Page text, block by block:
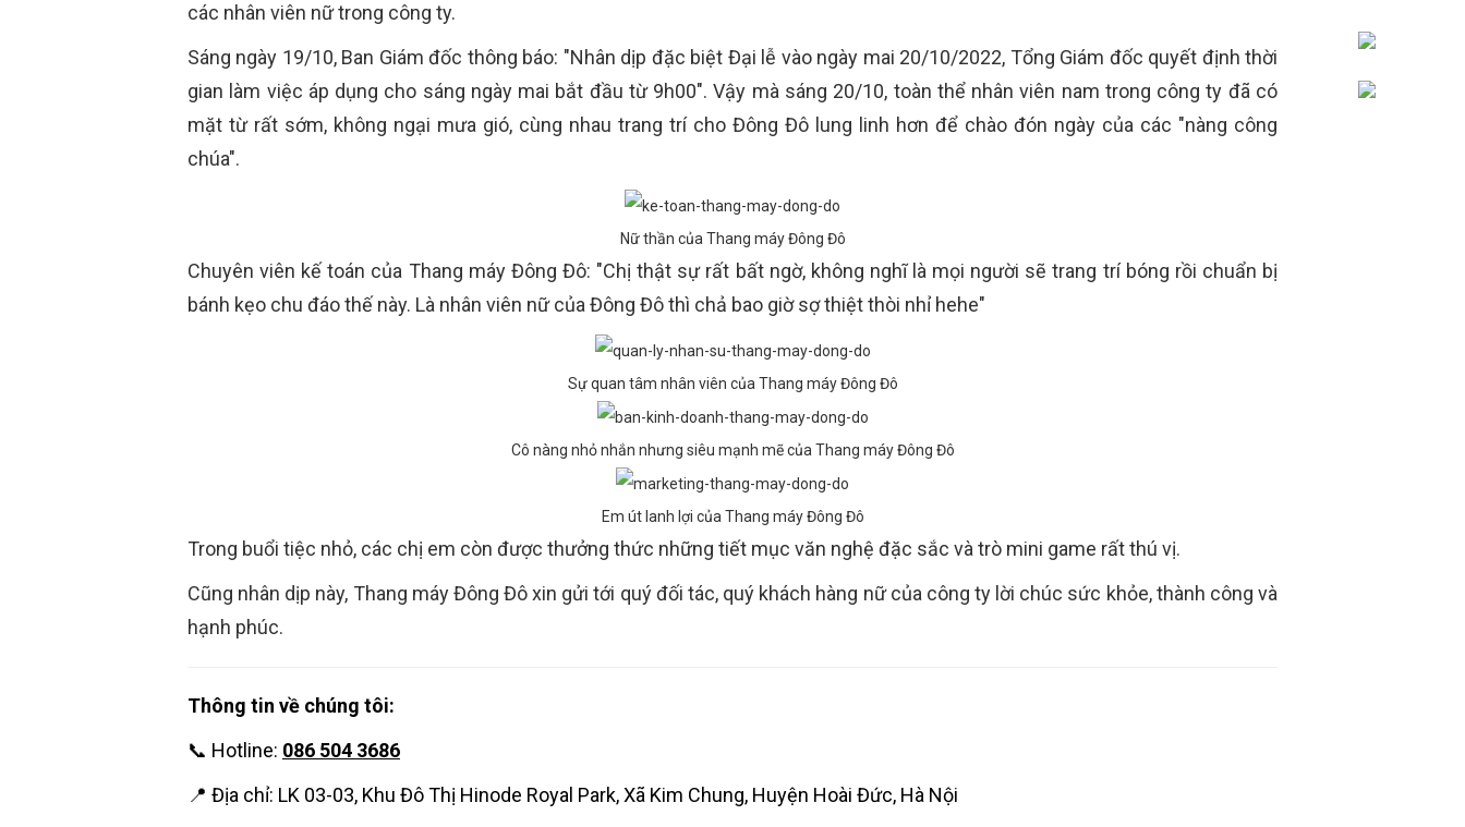
các nhân viên nữ trong công ty.
Sáng ngày 19/10, Ban Giám đốc thông báo: "Nhân dịp đặc biệt Đại lễ vào ngày mai 20/10/2022, Tổng Giám đốc quyết định thời
gian làm việc áp dụng cho sáng ngày mai bắt đầu từ 9h00". Vậy mà sáng 20/10, toàn thể nhân viên nam trong công ty đã có
mặt từ rất sớm, không ngại mưa gió, cùng nhau trang trí cho Đông Đô lung linh hơn để chào đón ngày của các "nàng công
chúa".
Nữ thần của Thang máy Đông Đô
Chuyên viên kế toán của Thang máy Đông Đô: "Chị thật sự rất bất ngờ, không nghĩ là mọi người sẽ trang trí bóng rồi chuẩn bị
bánh kẹo chu đáo thế này. Là nhân viên nữ của Đông Đô thì chả bao giờ sợ thiệt thòi nhỉ hehe"
Sự quan tâm nhân viên của Thang máy Đông Đô
Cô nàng nhỏ nhắn nhưng siêu mạnh mẽ của Thang máy Đông Đô
Em út lanh lợi của Thang máy Đông Đô
Trong buổi tiệc nhỏ, các chị em còn được thưởng thức những tiết mục văn nghệ đặc sắc và trò mini game rất thú vị.
Cũng nhân dịp này, Thang máy Đông Đô xin gửi tới quý đối tác, quý khách hàng nữ của công ty lời chúc sức khỏe, thành công và
hạnh phúc.
Thông tin về chúng tôi:
📞 Hotline: 086 504 3686
📍 Địa chỉ: LK 03-03, Khu Đô Thị Hinode Royal Park, Xã Kim Chung, Huyện Hoài Đức, Hà Nội